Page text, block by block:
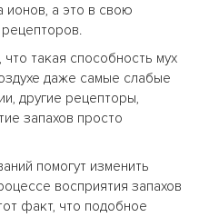
ионов, а это в свою
такая способность мух
даже самые слабые
другие рецепторы,
запахов просто
помогут изменить
восприятия запахов
факт, что подобное